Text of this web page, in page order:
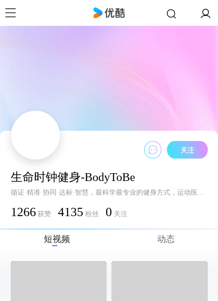
生命时钟健身-BodyToBe
循证·精准·协同·达标·智慧，最科学最专业的健身方式，运动医学、营养学团队倾力打造，助你成为更好的自己！微信公众号：生命时钟
1266 获赞 4135 粉丝 0 关注
短视频 动态